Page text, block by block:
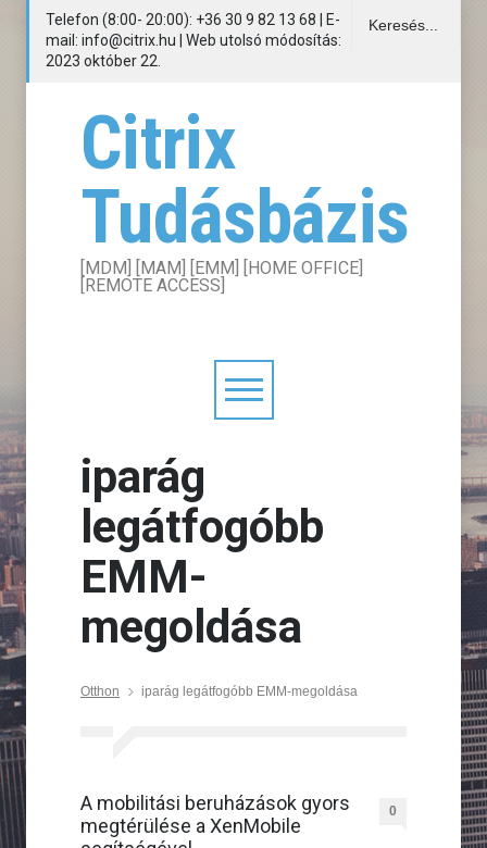
Telefon (8:00- 20:00): +36 30 9 82 13 68 | E-
mail: info@citrix.hu | Web utolsó módosítás:
2023 október 22.
Citrix
Tudásbázis
[MDM] [MAM] [EMM] [HOME OFFICE]
[REMOTE ACCESS]
iparág
legátfogóbb
EMM-
megoldása
Otthon iparág legátfogóbb EMM-megoldása
A mobilitási beruházások gyors
megtérülése a XenMobile
0